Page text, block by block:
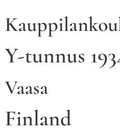
Y-tunnus
Vaasa
Finland